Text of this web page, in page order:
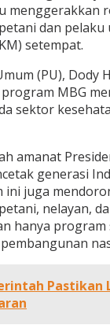
menggerakkan
dan pelaku
setempat.
(PU), Dody
MBG
sektor
amanat
generasi
ini juga
nelayan,
hanya
Pastikan